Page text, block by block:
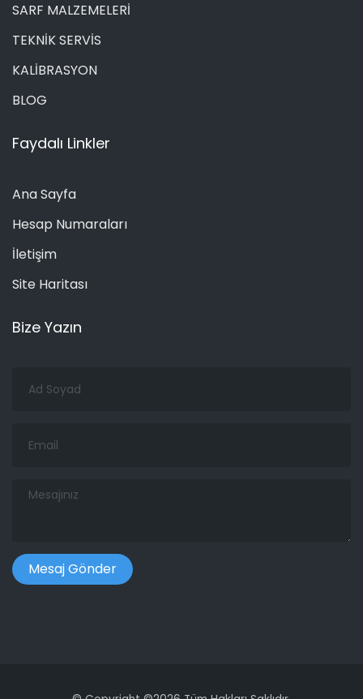
SARF MALZEMELERİ
TEKNİK SERVİS
KALİBRASYON
BLOG
Faydalı Linkler
Ana Sayfa
Hesap Numaraları
İletişim
Site Haritası
Bize Yazın
Soyad
Mesajınız